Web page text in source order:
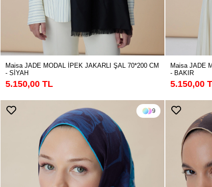
Maisa JADE MODAL İPEK JAKARLI ŞAL 70*200 CM
- SİYAH
5.150,00 TL
Maisa JADE
- BAKIR
5.150,00
9